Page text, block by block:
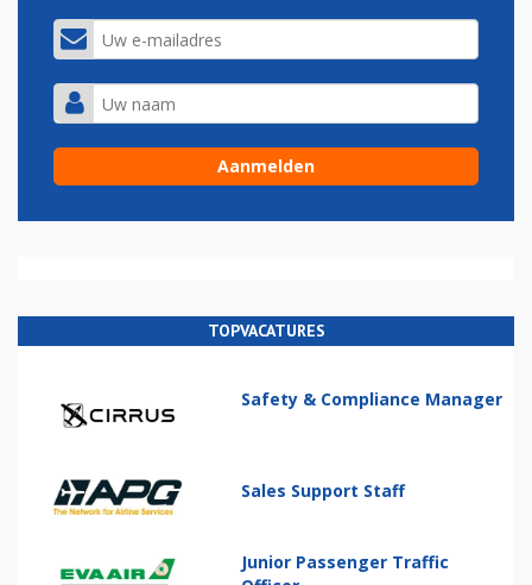
TOPVACATURES
Safety & Compliance Manager
Sales Support Staff
Junior Passenger Traffic